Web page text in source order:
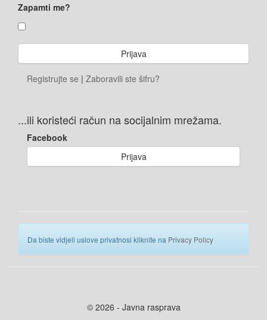
Zapamti me?
Registrujte se | Zaboravili ste šifru?
...ili koristeći račun na socijalnim mrežama.
Facebook
Prijava
Da biste vidjeli uslove privatnosi kliknite na Privacy Policy
© 2026 - Javna rasprava